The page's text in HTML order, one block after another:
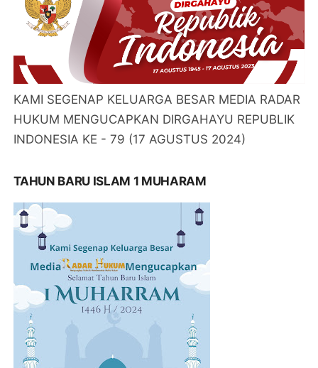
KAMI SEGENAP KELUARGA BESAR MEDIA RADAR
HUKUM MENGUCAPKAN DIRGAHAYU REPUBLIK
INDONESIA KE - 79 (17 AGUSTUS 2024)
TAHUN BARU ISLAM 1 MUHARAM